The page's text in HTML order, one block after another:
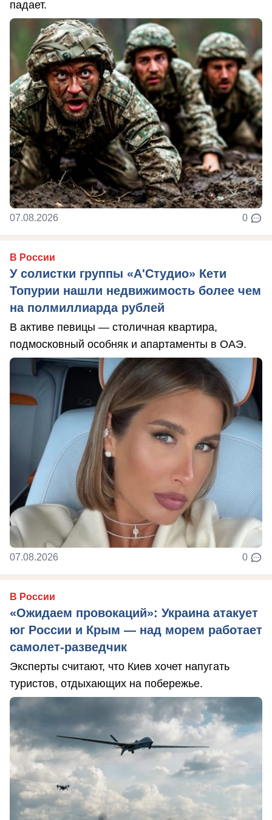
падает.
07.08.2026 0
В России
У солистки группы «А'Студио» Кети
Топурии нашли недвижимость более чем
на полмиллиарда рублей
В активе певицы — столичная квартира,
подмосковный особняк и апартаменты в ОАЭ.
07.08.2026 0
В России
«Ожидаем провокаций»: Украина атакует
юг России и Крым — над морем работает
самолет-разведчик
Эксперты считают, что Киев хочет напугать
туристов, отдыхающих на побережье.